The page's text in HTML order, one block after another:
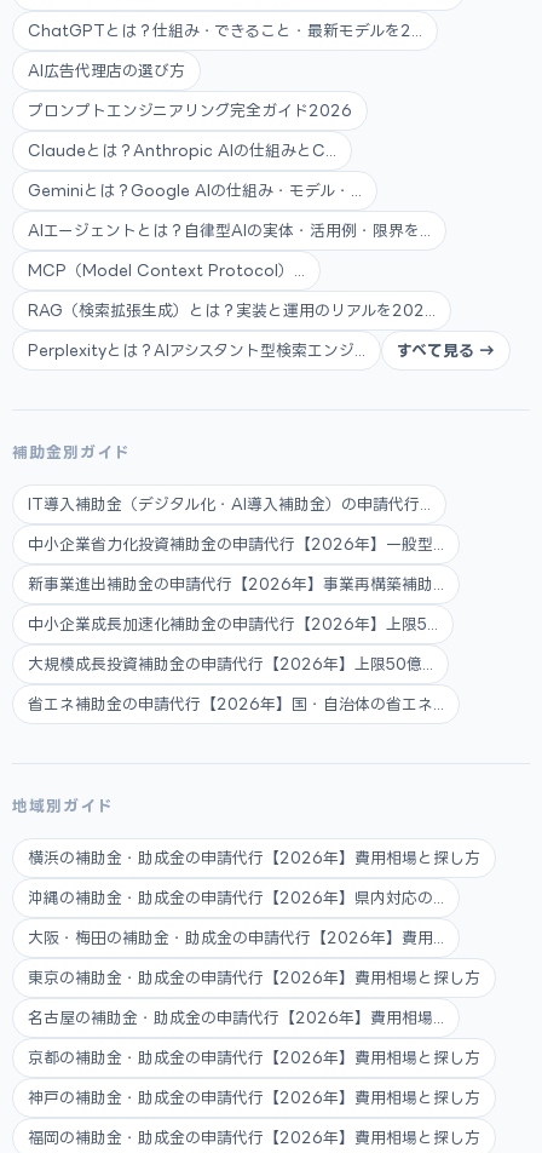
ChatGPTとは？仕組み・できること・最新モデルを2...
AI広告代理店の選び方
プロンプトエンジニアリング完全ガイド2026
Claudeとは？Anthropic AIの仕組みとC...
Geminiとは？Google AIの仕組み・モデル・...
AIエージェントとは？自律型AIの実体・活用例・限界を...
MCP（Model Context Protocol）...
RAG（検索拡張生成）とは？実装と運用のリアルを202...
Perplexityとは？AIアシスタント型検索エンジ... すべて見る →
補助金別ガイド
IT導入補助金（デジタル化・AI導入補助金）の申請代行...
中小企業省力化投資補助金の申請代行【2026年】一般型...
新事業進出補助金の申請代行【2026年】事業再構築補助...
中小企業成長加速化補助金の申請代行【2026年】上限5...
大規模成長投資補助金の申請代行【2026年】上限50億...
省エネ補助金の申請代行【2026年】国・自治体の省エネ...
地域別ガイド
横浜の補助金・助成金の申請代行【2026年】費用相場と探し方
沖縄の補助金・助成金の申請代行【2026年】県内対応の...
大阪・梅田の補助金・助成金の申請代行【2026年】費用...
東京の補助金・助成金の申請代行【2026年】費用相場と探し方
名古屋の補助金・助成金の申請代行【2026年】費用相場...
京都の補助金・助成金の申請代行【2026年】費用相場と探し方
神戸の補助金・助成金の申請代行【2026年】費用相場と探し方
福岡の補助金・助成金の申請代行【2026年】費用相場と探し方